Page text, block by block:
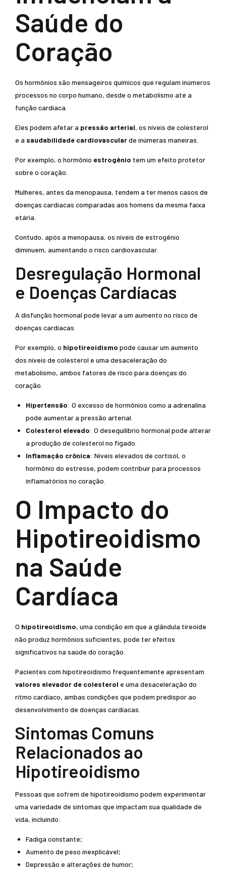
Saúde do
Coração
Os hormônios são mensageiros químicos que regulam inúmeros
processos no corpo humano, desde o metabolismo até a
função cardíaca.
Eles podem afetar a pressão arterial, os níveis de colesterol
e a saudabilidade cardiovascularde inúmeras maneiras.
Por exemplo, o hormônio estrogênio tem um efeito protetor
sobre o coração.
Mulheres, antes da menopausa, tendem a ter menos casos de
doenças cardíacas comparadas aos homens da mesma faixa
etária.
Contudo, após a menopausa, os níveis de estrogênio
diminuem, aumentando o risco cardiovascular.
Desregulação Hormonal
e Doenças Cardíacas
A disfunção hormonal pode levar a um aumento no risco de
doenças cardíacas.
Por exemplo, o hipotireoidismo pode causar um aumento
dos níveis de colesterol e uma desaceleração do
metabolismo, ambos fatores de risco para doenças do
coração.
Hipertensão: O excesso de hormônios como a adrenalina
pode aumentar a pressão arterial.
Colesterol elevado: O desequilíbrio hormonal pode alterar
a produção de colesterol no fígado.
Inflamação crônica: Níveis elevados de cortisol, o
hormônio do estresse, podem contribuir para processos
inflamatórios no coração.
O Impacto do
Hipotireoidismo
na Saúde
Cardíaca
O hipotireoidismo, uma condição em que a glândula tireoide
não produz hormônios suficientes, pode ter efeitos
significativos na saúde do coração.
Pacientes com hipotireoidismo frequentemente apresentam
valores elevador de colesterol e uma desaceleração do
ritmo cardíaco, ambas condições que podem predispor ao
desenvolvimento de doenças cardíacas.
Sintomas Comuns
Relacionados ao
Hipotireoidismo
Pessoas que sofrem de hipotireoidismo podem experimentar
uma variedade de sintomas que impactam sua qualidade de
vida, incluindo:
Fadiga constante;
Aumento de peso inexplicável;
Depressão e alterações de humor;